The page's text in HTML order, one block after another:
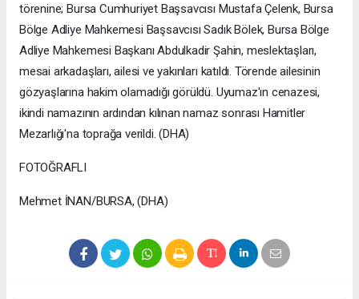
törenine; Bursa Cumhuriyet Başsavcısı Mustafa Çelenk, Bursa
Bölge Adliye Mahkemesi Başsavcısı Sadık Bölek, Bursa Bölge
Adliye Mahkemesi Başkanı Abdulkadir Şahin, meslektaşları,
mesai arkadaşları, ailesi ve yakınları katıldı. Törende ailesinin
gözyaşlarına hakim olamadığı görüldü. Uyumaz'ın cenazesi,
ikindi namazının ardından kılınan namaz sonrası Hamitler
Mezarlığı'na toprağa verildi. (DHA)
FOTOĞRAFLI
Mehmet İNAN/BURSA, (DHA)